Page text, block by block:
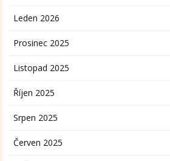
Leden 2026
Prosinec 2025
Listopad 2025
Říjen 2025
Srpen 2025
Červen 2025